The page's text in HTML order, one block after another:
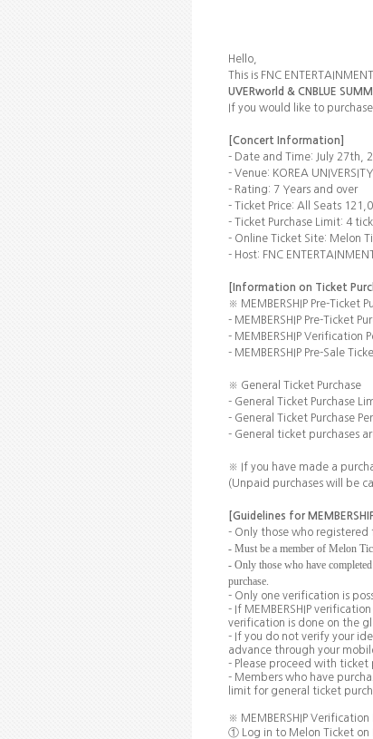
Hello,
This is FNC ENTERTAINMENT.
UVERworld & CNBLUE
If you would like to
[Concert Information]
- Date and Time: July 27th,
- Venue: KOREA
- Rating: 7 Years and over
- Ticket Price: All Seats
- Ticket Purchase Limit: 4
- Online Ticket Site: Melon
- Host: FNC
[ Information on Ticket
※ MEMBERSHIP Pre-Ticket
- MEMBERSHIP Pre-Ticket
- MEMBERSHIP Verification
- MEMBERSHIP Pre-Sale
※ General Ticket Purchase
- General Ticket Purchase
- General Ticket Purchase
- General ticket purchases
※ If you have made a
(Unpaid purchases will be
[Guidelines for
- Only those who registered
- Must be a member of Melon
- Only those who have
purchase.
- Only one verification is
- If MEMBERSHIP
verification is done on the
- If you do not verify your
advance through your
- Please proceed with ticket
- Members who have
limit for general ticket
※ MEMBERSHIP Verification
① Log in to Melon Ticket